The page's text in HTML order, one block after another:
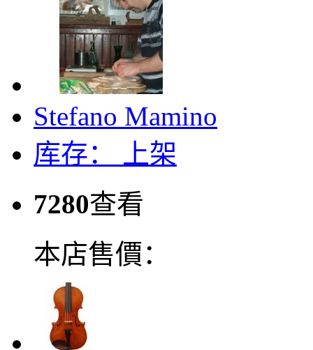
Stefano Mamino
库存：
上架
7280查看
本店售價：